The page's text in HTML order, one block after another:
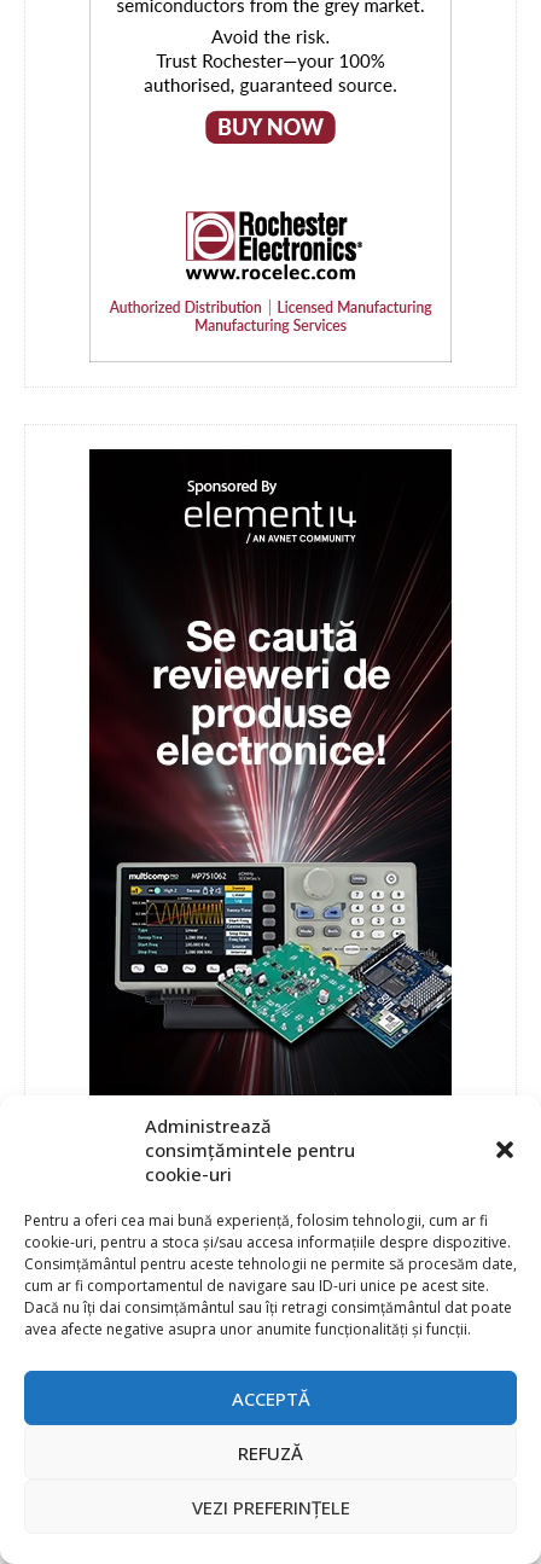
Administrează
consimțămintele pentru
cookie-uri
Pentru a oferi cea mai bună experiență, folosim tehnologii, cum ar fi
cookie-uri, pentru a stoca și/sau accesa informațiile despre dispozitive.
Consimțământul pentru aceste tehnologii ne permite să procesăm date,
cum ar fi comportamentul de navigare sau ID-uri unice pe acest site.
Dacă nu îți dai consimțământul sau îți retragi consimțământul dat poate
avea afecte negative asupra unor anumite funcționalități și funcții.
ACCEPTĂ
REFUZĂ
VEZI PREFERINȚELE